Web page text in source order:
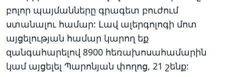
բոլոր պայմանները գրագետ բուժում
ստանալու համար: Լավ ալերգոլոգի մոտ
այցելության համար կարող եք
զանգահարելով 8900 հեռախոսահամարին
կամ այցելել Պարոնյան փողոց, 21 շենք: